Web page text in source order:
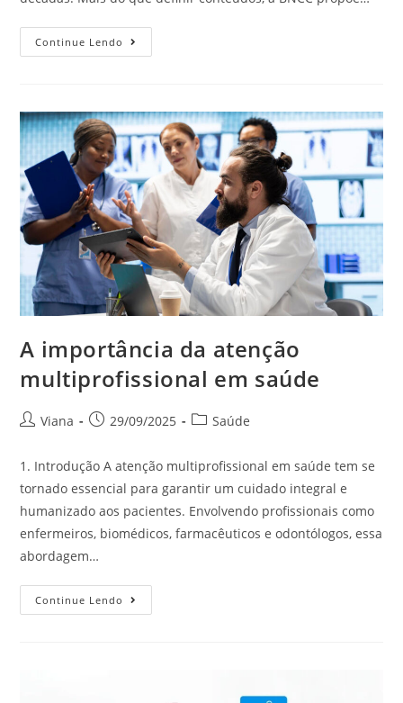
Continue Lendo
A importância da atenção
multiprofissional em saúde
Viana 29/09/2025 Saúde
1. Introdução A atenção multiprofissional em saúde tem se
tornado essencial para garantir um cuidado integral e
humanizado aos pacientes. Envolvendo profissionais como
enfermeiros, biomédicos, farmacêuticos e odontólogos, essa
abordagem…
Continue Lendo